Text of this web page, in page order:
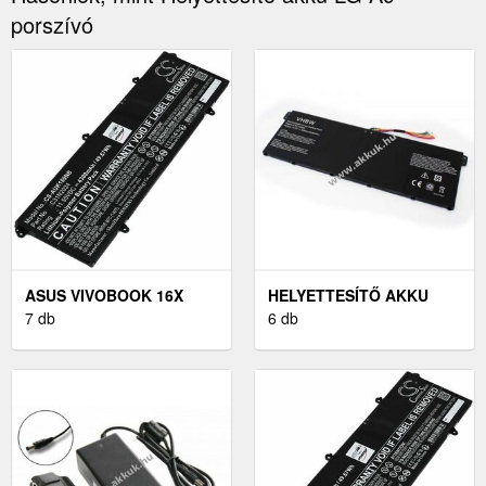
porszívó
ASUS VIVOBOOK 16X
K3605ZV LAPTOP AKKU
7 db
HELYETTESÍTŐ AKKU
ACER CHROMEBOOK
6 db